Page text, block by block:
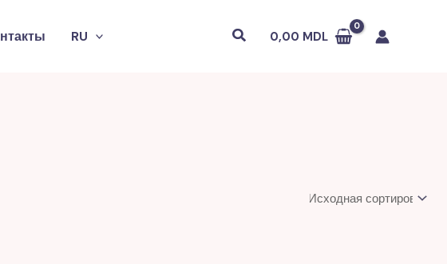
RU Поиск0,00 MDL